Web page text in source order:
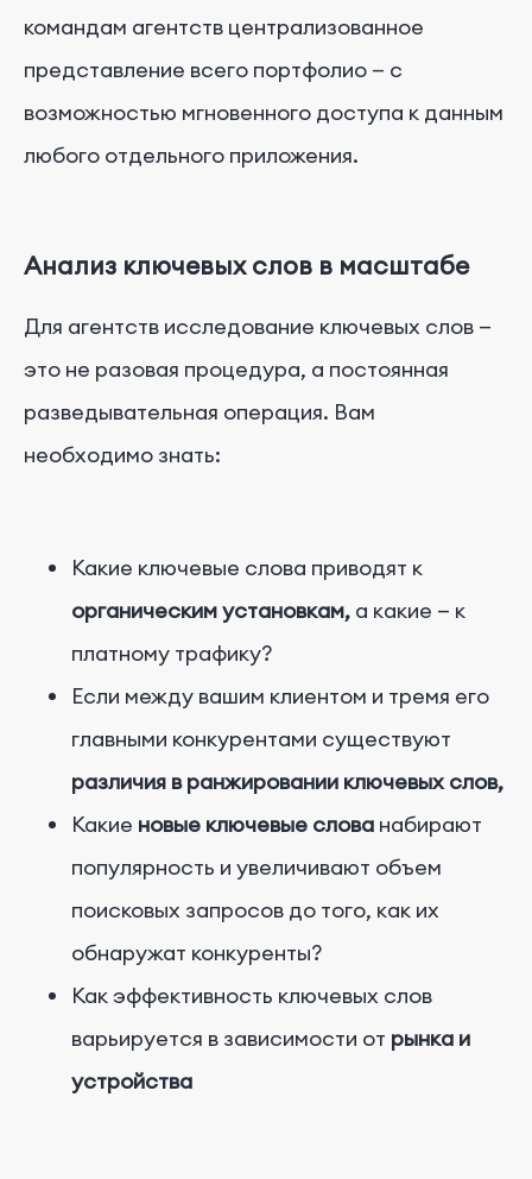
командам агентств централизованное
представление всего портфолио — с
возможностью мгновенного доступа к данным
любого отдельного приложения.
Анализ ключевых слов в масштабе
Для агентств исследование ключевых слов —
это не разовая процедура, а постоянная
разведывательная операция. Вам
необходимо знать:
Какие ключевые слова приводят к
органическим установкам, а какие — к
платному трафику?
Если между вашим клиентом и тремя его
главными конкурентами существуют
различия в ранжировании ключевых слов,
Какие новые ключевые слова набирают
популярность и увеличивают объем
поисковых запросов до того, как их
обнаружат конкуренты?
Как эффективность ключевых слов
варьируется в зависимости от рынка и
устройства